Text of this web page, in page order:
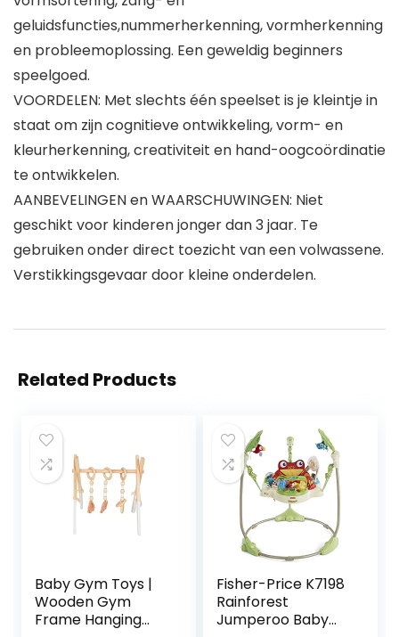
geluidsfuncties,nummerherkenning, vormherkenning
en probleemoplossing. Een geweldig beginners
speelgoed.
VOORDELEN: Met slechts één speelset is je kleintje in
staat om zijn cognitieve ontwikkeling, vorm- en
kleurherkenning, creativiteit en hand-oogcoördinatie
te ontwikkelen.
AANBEVELINGEN en WAARSCHUWINGEN: Niet
geschikt voor kinderen jonger dan 3 jaar. Te
gebruiken onder direct toezicht van een volwassene.
Verstikkingsgevaar door kleine onderdelen.
Related Products
Baby Gym Toys |
Wooden Gym
Frame Hanging
Fisher-Price K7198
Rainforest
Jumperoo Baby